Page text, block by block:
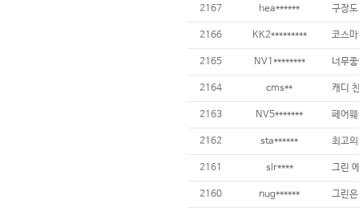
2167 hea******
2166 KK2*********
2165 NV1******** 너무
2164 cms**
2163 NV5*******
2162 sta****** 최고
2161 slr****
2160 nug******